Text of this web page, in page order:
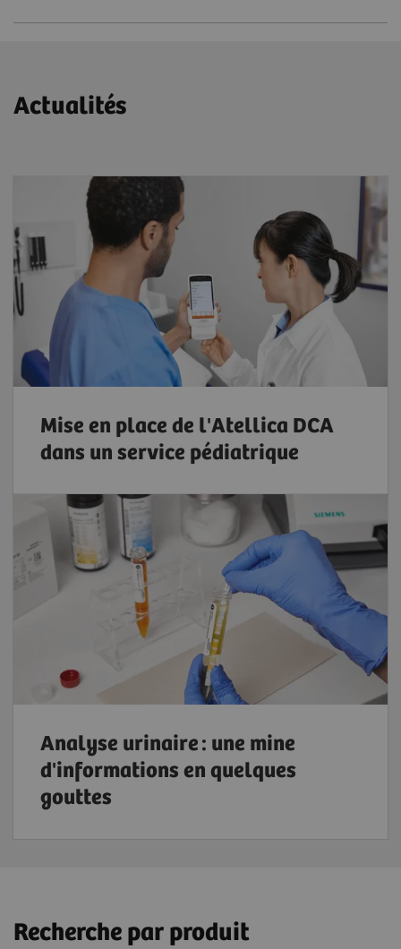
Actualités
Mise en place de l'Atellica DCA
dans un service pédiatrique
Analyse urinaire : une mine
d'informations en quelques
gouttes
Recherche par produit